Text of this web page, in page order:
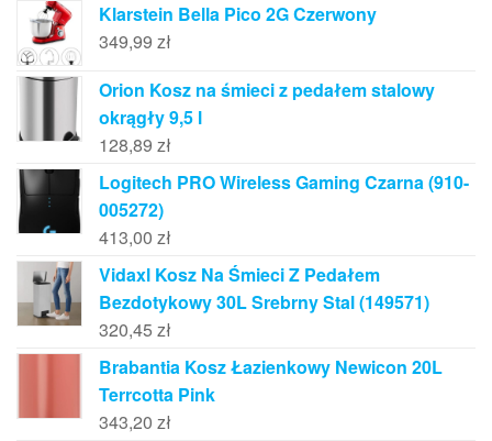
Klarstein Bella Pico 2G Czerwony
349,99 zł
Orion Kosz na śmieci z pedałem stalowy
okrągły 9,5 l
128,89 zł
Logitech PRO Wireless Gaming Czarna (910-
005272)
413,00 zł
Vidaxl Kosz Na Śmieci Z Pedałem
Bezdotykowy 30L Srebrny Stal (149571)
320,45 zł
Brabantia Kosz Łazienkowy Newicon 20L
Terrcotta Pink
343,20 zł